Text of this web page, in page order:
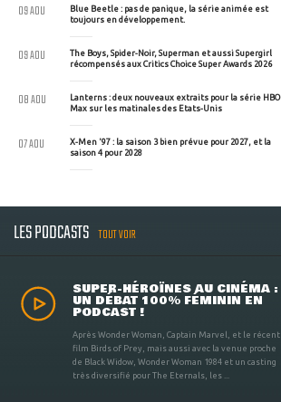
Blue Beetle : pas de panique, la série animée est
toujours en développement.
09 AOU
The Boys, Spider-Noir, Superman et aussi Supergirl
récompensés aux Critics Choice Super Awards 2026
09 AOU
Lanterns : deux nouveaux extraits pour la série HBO
Max sur les matinales des Etats-Unis
08 AOU
X-Men '97 : la saison 3 bien prévue pour 2027, et la
saison 4 pour 2028
07 AOU
LES PODCASTS TOUT VOIR
SUPER-HÉROÏNES AU CINÉMA :
UN DÉBAT 100% FÉMININ EN
PODCAST !
Après Wonder Woman, Captain Marvel, et le récent
film Birds of Prey, mais aussi avec la venue proche
de Black Widow, Wonder Woman 1984 et un casting
très diversifié pour The Eternals, les ...